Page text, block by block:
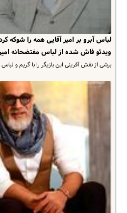
لباس آبرو بر امیر آقایی همه را شوکه
ویدئو فاش شده از لباس مفتضحانه
برشی از نقش آفرینی این بازیگر را با گریم و لباس